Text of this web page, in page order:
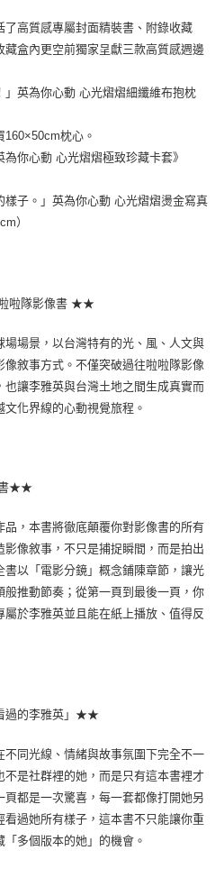
高質感專屬封面精裝書、附錄收藏
盒內更空前獨家呈獻三款高質感週邊
英為你心動 心光熠熠細纖維布抱枕
枕心。
你心動 心光熠熠極致珍藏卡套》
子。」英為你心動 心光熠熠燙金寫真
）
啦隊影像書 ★★
場景，以台灣特有的光、風、人文與
敘事方式。不僅突破過往啦啦隊影像
讓李雅英與台灣土地之間生成真實而
化界線的心動視覺旅程。
書★★
，本書將徹底顛覆你對影像書的所有
像敘事，不只是捕捉瞬間，而是拍出
以「電影分鏡」概念鋪陳章節，讓光
推動節奏；從第一頁到最後一頁，你
於李雅英並且能在紙上播放、值得反
過的李雅英」★★
同光線、情緒與故事氛圍下完全不一
是社群裡的她，而是只有這本書裡才
都是一次驚喜，每一套都像打開她另
過她所有樣子，這本書不只能讓你重
多個版本的她」的機會。